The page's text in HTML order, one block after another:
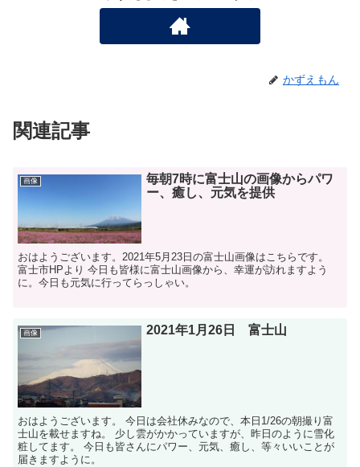
かずえもん
関連記事
画像
毎朝7時に富士山の画像からパワ
ー、癒し、元気を提供
おはようございます。2021年5月23日の富士山画像はこちらです。
富士市HPより 今日も皆様に富士山画像から、幸運が訪れますよう
に。今日も元気に行ってらっしゃい。
画像 2021年1月26日 富士山
おはようございます。 今日は会社休みなので、本日1/26の朝撮り富
士山を載せますね。 少し雲がかかっていますが、昨日のように雪化
粧してます。 今日も皆さんにパワー、元気、癒し、等々いいことが
届きますように。